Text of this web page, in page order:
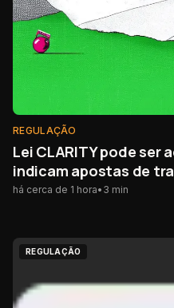
REGULAÇÃO
Lei CLARITY pode ser
indicam apostas de
há cerca de 1 hora• 3 min
REGULAÇÃO